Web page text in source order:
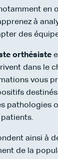
en
à
des
orthésiste
dans le
vous
pathologies
ainsi à
de la